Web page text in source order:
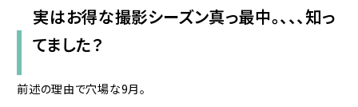
実はお得な撮影シーズン真っ最中。、、、知っ
てました？
前述の理由で穴場な9月。